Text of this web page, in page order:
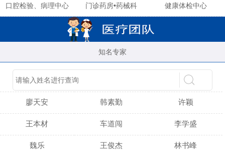
口腔检验、病理中心 门诊药房•药械科 健康体检中心
知名专家
陈育玲 吴晓桃
廖天安 韩素勤 许颖
王本材 车道闯 李学盛
魏乐 王俊杰 林书峰